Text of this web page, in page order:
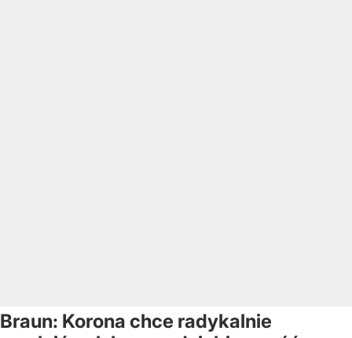
Braun: Korona chce radykalnie